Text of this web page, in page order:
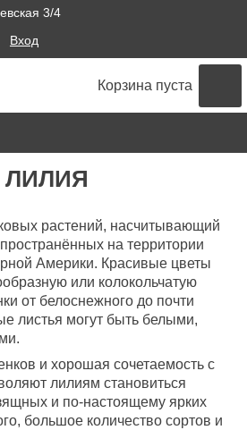
3/4
Вход
Корзина пуста
ЛИЛИЯ
растений, насчитывающий
на территории
Америки. Красивые цветы
или колокольчатую
от белоснежного до почти
листья могут быть белыми,
и хорошая сочетаемость с
лилиям становиться
и по-настоящему ярких
большое количество сортов и